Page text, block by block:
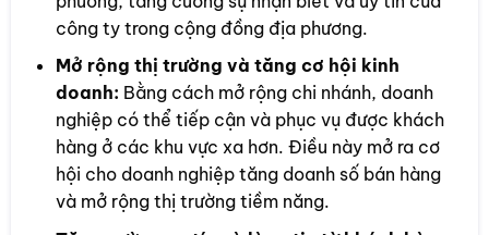
công ty trong cộng đồng địa phương.
Mở rộng thị trường và tăng cơ hội kinh
doanh: Bằng cách mở rộng chi nhánh, doanh
nghiệp có thể tiếp cận và phục vụ được khách
hàng ở các khu vực xa hơn. Điều này mở ra cơ
hội cho doanh nghiệp tăng doanh số bán hàng
và mở rộng thị trường tiềm năng.